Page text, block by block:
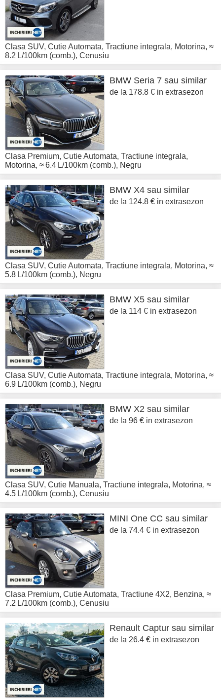
Clasa SUV, Cutie Automata, Tractiune integrala, Motorina, ≈
8.2 L/100km (comb.), Cenusiu
BMW Seria 7 sau similar
de la 178.8 € in extrasezon
Clasa Premium, Cutie Automata, Tractiune integrala,
Motorina, ≈ 6.4 L/100km (comb.), Negru
BMW X4 sau similar
de la 124.8 € in extrasezon
Clasa SUV, Cutie Automata, Tractiune integrala, Motorina, ≈
5.8 L/100km (comb.), Negru
BMW X5 sau similar
de la 114 € in extrasezon
Clasa SUV, Cutie Automata, Tractiune integrala, Motorina, ≈
6.9 L/100km (comb.), Negru
BMW X2 sau similar
de la 96 € in extrasezon
Clasa SUV, Cutie Manuala, Tractiune integrala, Motorina, ≈
4.5 L/100km (comb.), Cenusiu
MINI One CC sau similar
de la 74.4 € in extrasezon
Clasa Premium, Cutie Automata, Tractiune 4X2, Benzina, ≈
7.2 L/100km (comb.), Cenusiu
Renault Captur sau similar
de la 26.4 € in extrasezon